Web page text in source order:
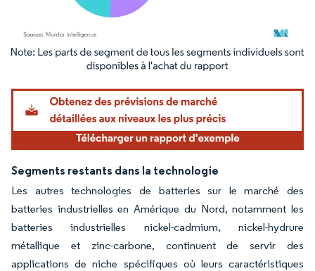
Image © Mordor Intelligence. La réutilisation nécessite une attribution sous CC BY
Segments restants dans la technologie
Les autres technologies de batteries sur le marché des
batteries industrielles en Amérique du Nord, notamment les
batteries industrielles nickel-cadmium, nickel-hydrure
métallique et zinc-carbone, continuent de servir des
applications de niche spécifiques où leurs caractéristiques